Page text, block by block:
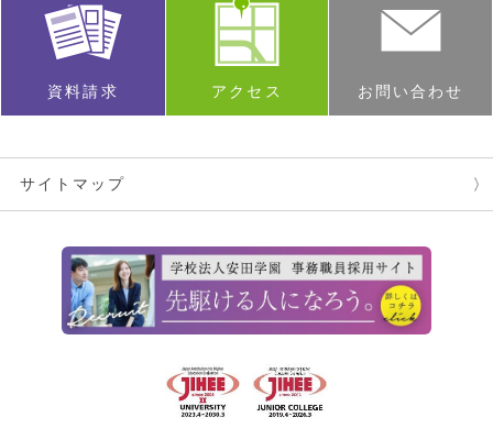
資料請求 アクセス お問い合わせ
サイトマップ